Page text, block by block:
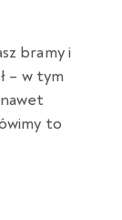
bramy i
– w tym
to